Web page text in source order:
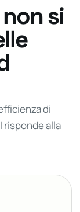
si
di
risponde alla